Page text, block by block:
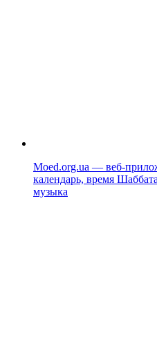
Moed.org.ua — веб-
календарь, время
музыка